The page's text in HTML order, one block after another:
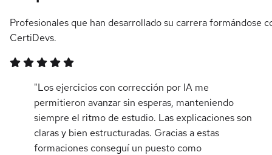
Profesionales que han desarrollado su carrera formándose
CertiDevs.
"Los ejercicios con corrección por IA me
permitieron avanzar sin esperas, manteniendo
siempre el ritmo de estudio. Las explicaciones son
claras y bien estructuradas. Gracias a estas
formaciones conseguí un puesto como